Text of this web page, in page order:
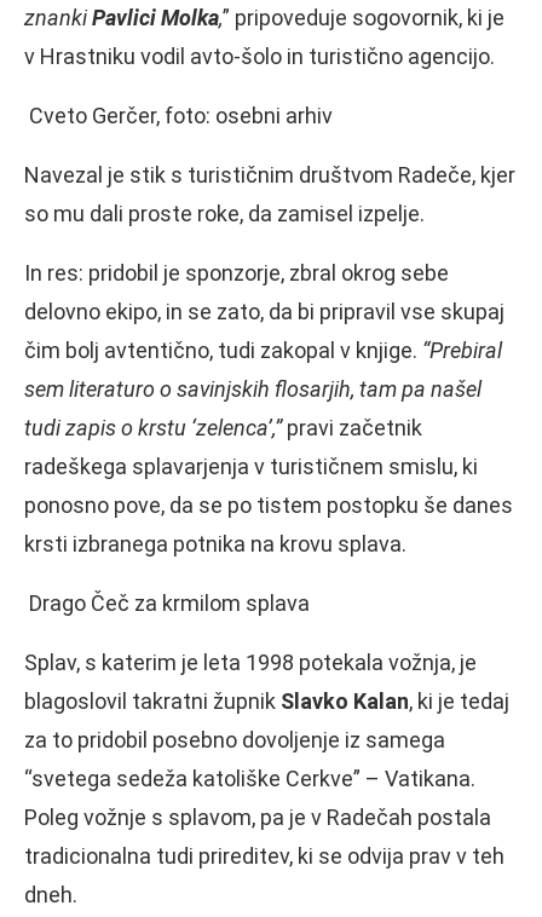
znankiPavlici Molka,” pripoveduje sogovornik, ki je
v Hrastniku vodil avto-šolo in turistično agencijo.
Cveto Gerčer, foto: osebni arhiv
Navezal je stik s turističnim društvom Radeče, kjer
so mu dali proste roke, da zamisel izpelje.
In res: pridobil je sponzorje, zbral okrog sebe
delovno ekipo, in se zato, da bi pripravil vse skupaj
čim bolj avtentično, tudi zakopal v knjige. “Prebiral
sem literaturo o savinjskih flosarjih, tam pa našel
tudi zapis o krstu ‘zelenca’,”pravi začetnik
radeškega splavarjenja v turističnem smislu, ki
ponosno pove, da se po tistem postopku še danes
krsti izbranega potnika na krovu splava.
Drago Čeč za krmilom splava
Splav, s katerim je leta 1998 potekala vožnja, je
blagoslovil takratni župnik Slavko Kalan, ki je tedaj
za to pridobil posebno dovoljenje iz samega
“svetega sedeža katoliške Cerkve” – Vatikana.
Poleg vožnje s splavom, pa je v Radečah postala
tradicionalna tudi prireditev, ki se odvija prav v teh
dneh.